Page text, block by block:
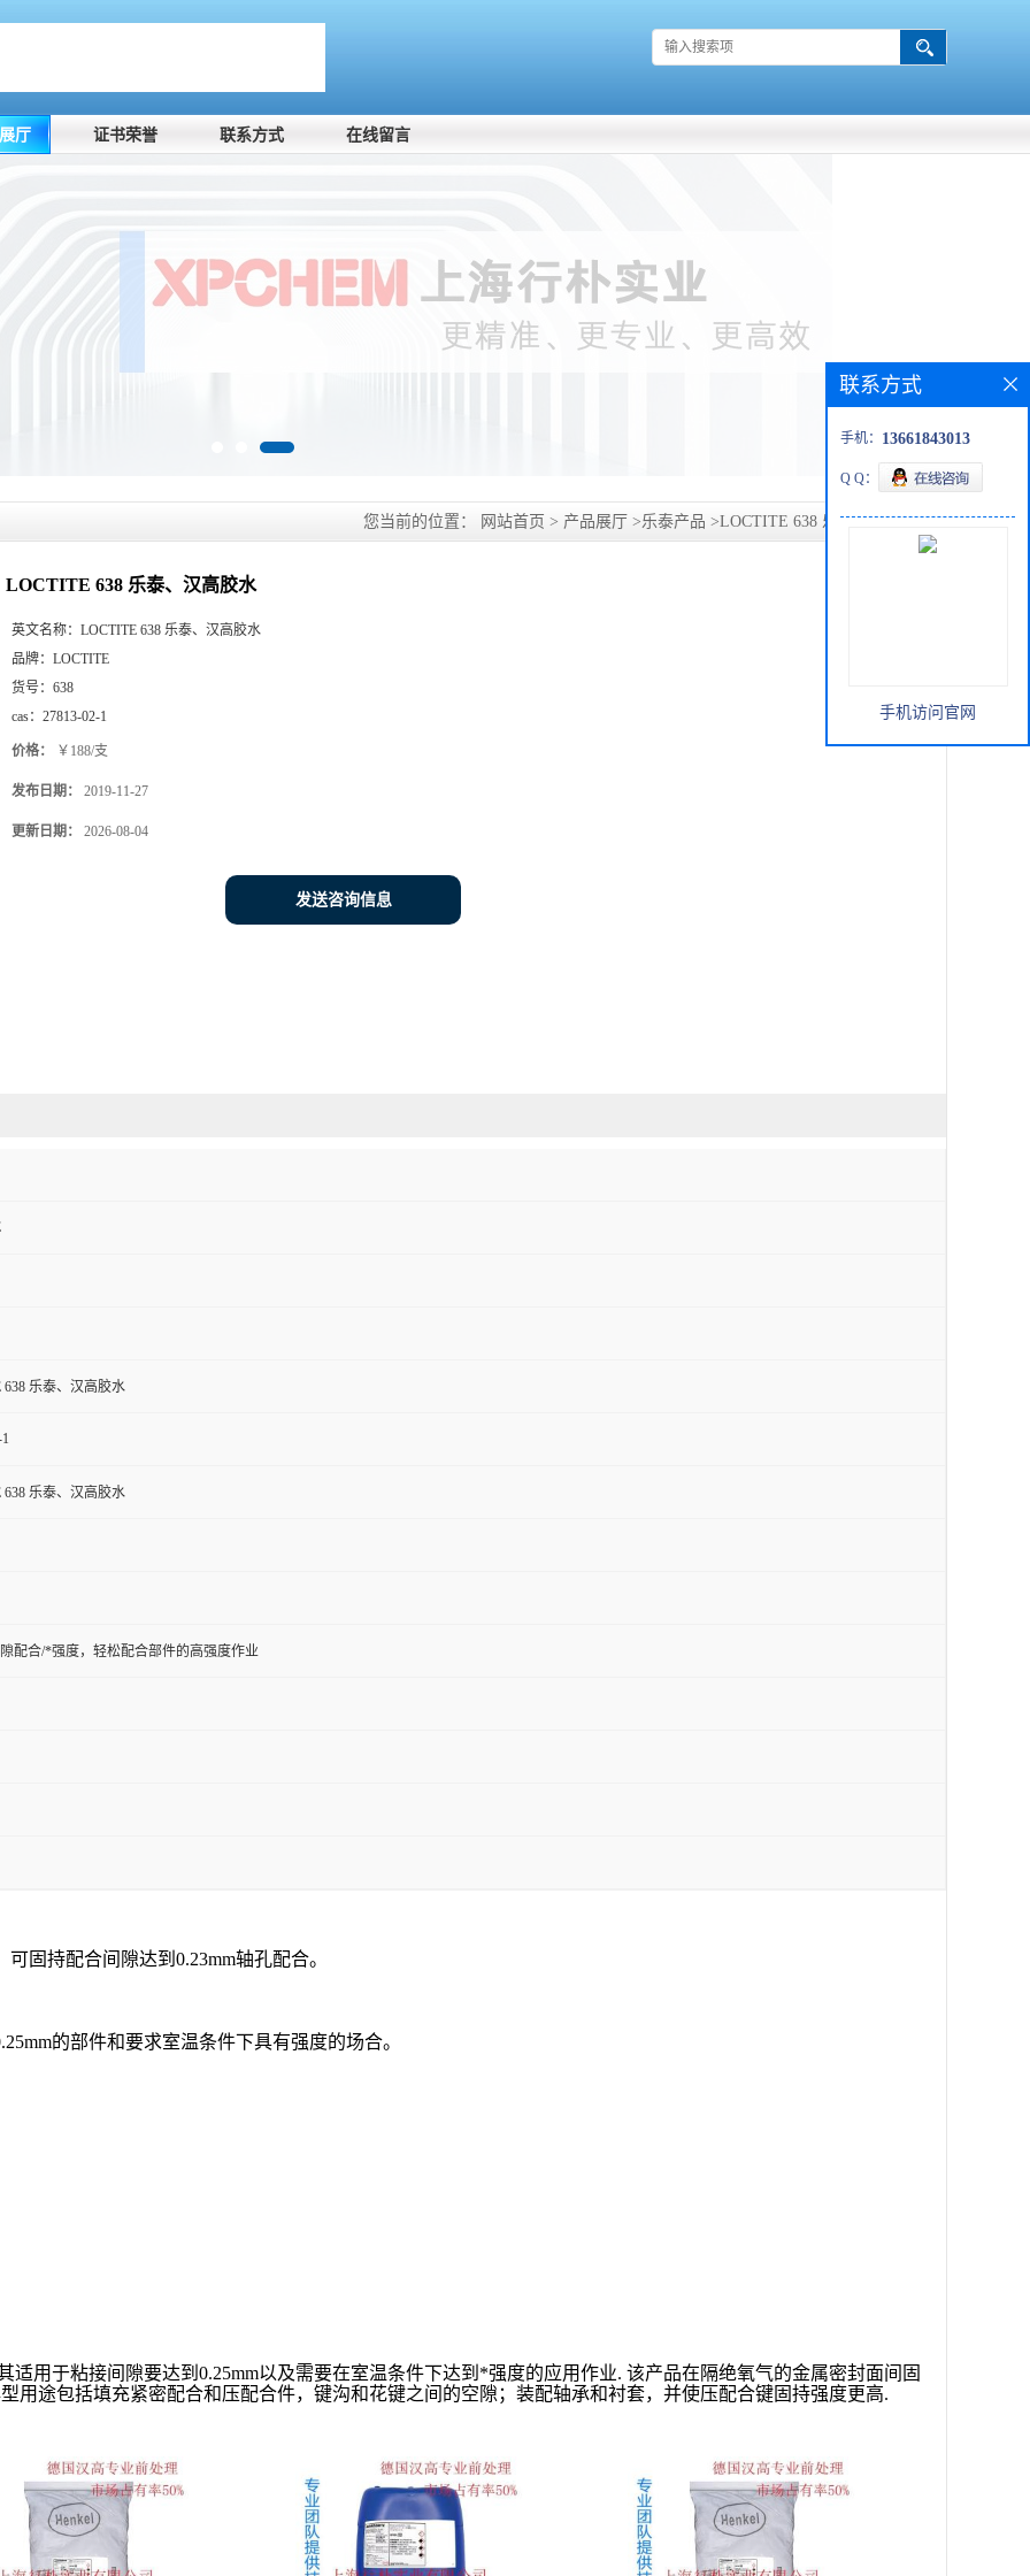
厅 证书荣誉 联系方式 在线留言
您当前的位置： 网站首页 > 产品展厅 >乐泰产品 >LOCTITE 638 乐泰、汉高胶水
LOCTITE 638 乐泰、汉高胶水
英文名称： LOCTITE 638 乐泰、汉高胶水
品牌： LOCTITE
货号： 638
cas： 27813-02-1
价格： ￥188/支
发布日期： 2019-11-27
更新日期： 2026-08-04
发送咨询信息
638 乐泰、汉高胶水
638 乐泰、汉高胶水
配合/*强度，轻松配合部件的高强度作业
固持配合间隙达到0.23mm轴孔配合。
的部件和要求室温条件下具有强度的场合。
适用于粘接间隙要达到0.25mm以及需要在室温条件下达到*强度的应用作业. 该产品在隔绝氧气的金属密封面间固
用途包括填充紧密配合和压配合件，键沟和花键之间的空隙；装配轴承和衬套，并使压配合键固持强度更高.
联系方式
手机： 13661843013
Q Q：
手机访问官网